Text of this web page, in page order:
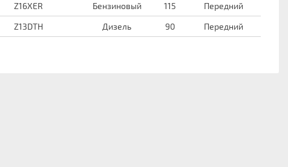
Z16XER Бензиновый 115
Передний
Z13DTH Дизель 90 Передний